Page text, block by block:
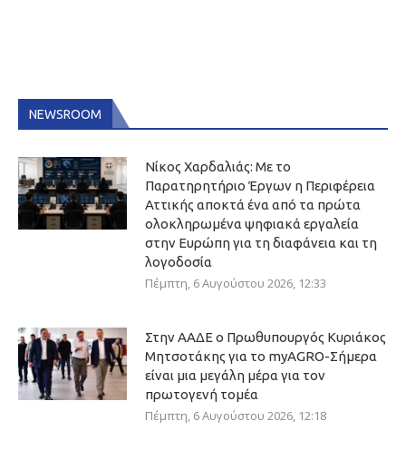
NEWSROOM
Νίκος Χαρδαλιάς: Με το
Παρατηρητήριο Έργων η Περιφέρεια
Αττικής αποκτά ένα από τα πρώτα
ολοκληρωμένα ψηφιακά εργαλεία
στην Ευρώπη για τη διαφάνεια και τη
λογοδοσία
Πέμπτη, 6 Αυγούστου 2026, 12:33
Στην ΑΑΔΕ ο Πρωθυπουργός Κυριάκος
Μητσοτάκης για το myAGRO-Σήμερα
είναι μια μεγάλη μέρα για τον
πρωτογενή τομέα
Πέμπτη, 6 Αυγούστου 2026, 12:18